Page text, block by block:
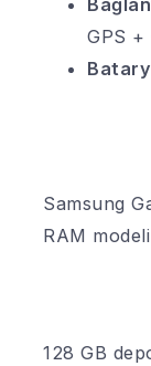
GPS +
Samsung
RAM
128 GB